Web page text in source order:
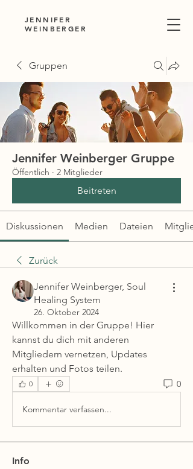
JENNIFER
WEINBERGER
Gruppen
Jennifer Weinberger Gruppe
Öffentlich · 2 Mitglieder
Beitreten
Diskussionen Medien Dateien
Zurück
Jennifer Weinberger, Soul
Healing System
26. Oktober 2024
Willkommen in der Gruppe! Hier
kannst du dich mit anderen
Mitgliedern vernetzen, Updates
erhalten und Fotos teilen.
0 0
Kommentar verfassen...
Info